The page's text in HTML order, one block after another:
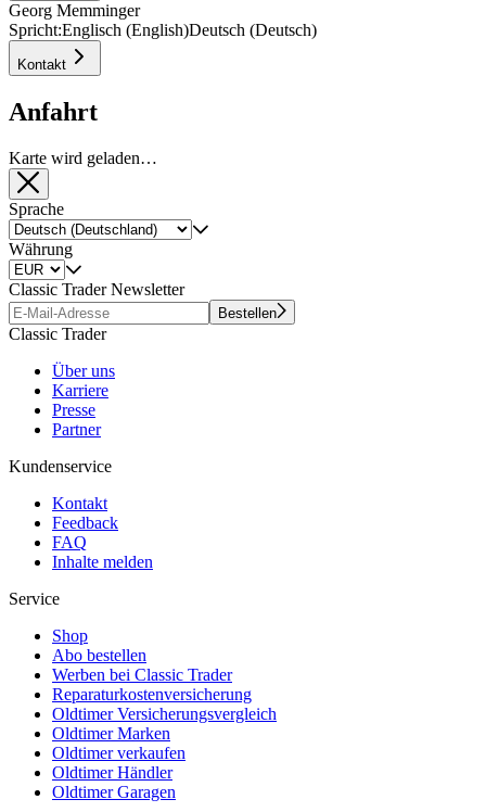
Georg Memminger
Spricht:Englisch (English)Deutsch (Deutsch)
Kontakt
Anfahrt
Karte wird geladen…
Sprache
Währung
Classic Trader Newsletter
Bestellen
Classic Trader
Über uns
Karriere
Presse
Partner
Kundenservice
Kontakt
Feedback
FAQ
Inhalte melden
Service
Shop
Abo bestellen
Werben bei Classic Trader
Reparaturkostenversicherung
Oldtimer Versicherungsvergleich
Oldtimer Marken
Oldtimer verkaufen
Oldtimer Händler
Oldtimer Garagen